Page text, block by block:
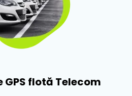
flotă Telecom​